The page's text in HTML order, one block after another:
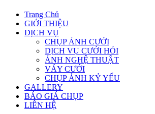
Trang Chủ
GIỚI THIỆU
DỊCH VỤ
CHỤP ẢNH CƯỚI
DỊCH VỤ CƯỚI HỎI
ẢNH NGHỆ THUẬT
VÁY CƯỚI
CHỤP ẢNH KỶ YẾU
GALLERY
BÁO GIÁ CHỤP
LIÊN HỆ